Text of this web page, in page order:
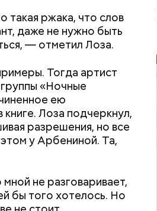
ржака, что слов
даже не нужно быть
— отметил Лоза.
Тогда артист
«Ночные
ею
Лоза подчеркнул,
разрешения, но все
у Арбениной. Та,
не разговаривает,
бы того хотелось. Но
и оказывает
тургор
и
Также
Соломатина
как выбрать
грамм в день, и
теряются
от государства при
ситуации: кто может